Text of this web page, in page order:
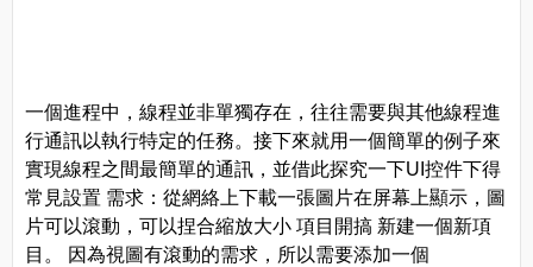
一個進程中，線程並非單獨存在，往往需要與其他線程進
行通訊以執行特定的任務。接下來就用一個簡單的例子來
實現線程之間最簡單的通訊，並借此探究一下UI控件下得
常見設置 需求：從網絡上下載一張圖片在屏幕上顯示，圖
片可以滾動，可以捏合縮放大小 項目開搞 新建一個新項
目。 因為視圖有滾動的需求，所以需要添加一個